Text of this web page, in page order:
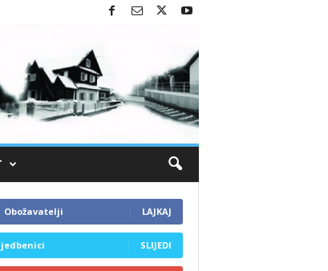
Obožavatelji LAJKAJ
SLIJEDI